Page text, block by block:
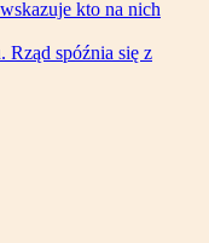
kto na nich
Rząd spóźnia się z